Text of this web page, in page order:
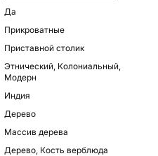
Да
Прикроватные
Приставной столик
Этнический, Колониальный,
Модерн
Индия
Дерево
Массив дерева
Дерево, Кость верблюда